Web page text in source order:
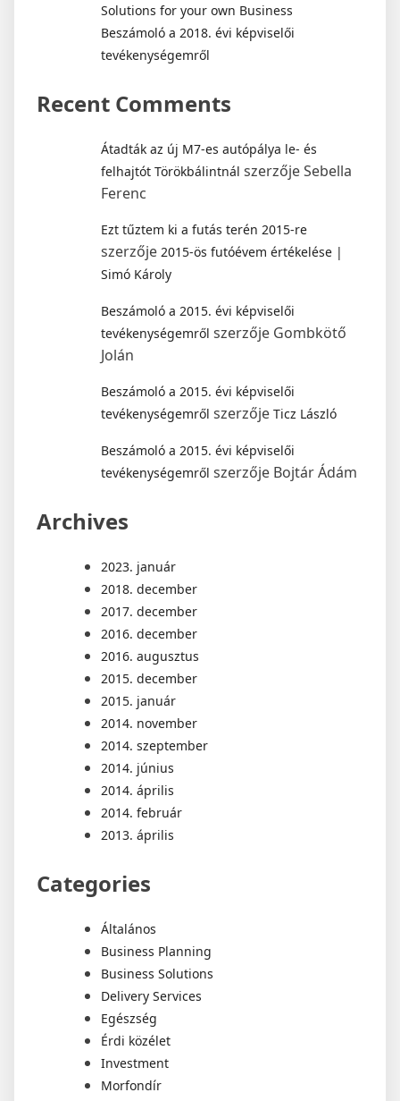
Solutions for your own Business
Beszámoló a 2018. évi képviselői
tevékenységemről
Recent Comments
Átadták az új M7-es autópálya le- és
felhajtót Törökbálintnál szerzőjeSebella
Ferenc
Ezt tűztem ki a futás terén 2015-re
szerzője 2015-ös futóévem értékelése |
Simó Károly
Beszámoló a 2015. évi képviselői
tevékenységemről szerzője Gombkötő
Jolán
Beszámoló a 2015. évi képviselői
tevékenységemről szerzője Ticz László
Beszámoló a 2015. évi képviselői
tevékenységemről szerzője Bojtár Ádám
Archives
2023. január
2018. december
2017. december
2016. december
2016. augusztus
2015. december
2015. január
2014. november
2014. szeptember
2014. június
2014. április
2014. február
2013. április
Categories
Általános
Business Planning
Business Solutions
Delivery Services
Egészség
Érdi közélet
Investment
Morfondír